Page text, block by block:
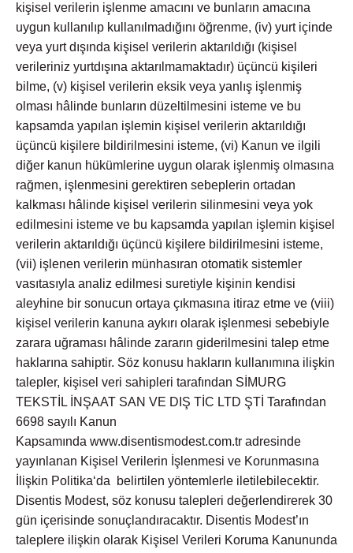
kişisel verilerin işlenme amacını ve bunların amacına
uygun kullanılıp kullanılmadığını öğrenme, (iv) yurt içinde
veya yurt dışında kişisel verilerin aktarıldığı (kişisel
verileriniz yurtdışına aktarılmamaktadır) üçüncü kişileri
bilme, (v) kişisel verilerin eksik veya yanlış işlenmiş
olması hâlinde bunların düzeltilmesini isteme ve bu
kapsamda yapılan işlemin kişisel verilerin aktarıldığı
üçüncü kişilere bildirilmesini isteme, (vi) Kanun ve ilgili
diğer kanun hükümlerine uygun olarak işlenmiş olmasına
rağmen, işlenmesini gerektiren sebeplerin ortadan
kalkması hâlinde kişisel verilerin silinmesini veya yok
edilmesini isteme ve bu kapsamda yapılan işlemin kişisel
verilerin aktarıldığı üçüncü kişilere bildirilmesini isteme,
(vii) işlenen verilerin münhasıran otomatik sistemler
vasıtasıyla analiz edilmesi suretiyle kişinin kendisi
aleyhine bir sonucun ortaya çıkmasına itiraz etme ve (viii)
kişisel verilerin kanuna aykırı olarak işlenmesi sebebiyle
zarara uğraması hâlinde zararın giderilmesini talep etme
haklarına sahiptir. Söz konusu hakların kullanımına ilişkin
talepler, kişisel veri sahipleri tarafından SİMURG
TEKSTİL İNŞAAT SAN VE DIŞ TİC LTD ŞTİ Tarafından
6698 sayılı Kanun
Kapsamında www.disentismodest.com.tr adresinde
yayınlanan Kişisel Verilerin İşlenmesi ve Korunmasına
İlişkin Politika‘da belirtilen yöntemlerle iletilebilecektir.
Disentis Modest, söz konusu talepleri değerlendirerek 30
gün içerisinde sonuçlandıracaktır. Disentis Modest’ın
taleplere ilişkin olarak Kişisel Verileri Koruma Kanununda